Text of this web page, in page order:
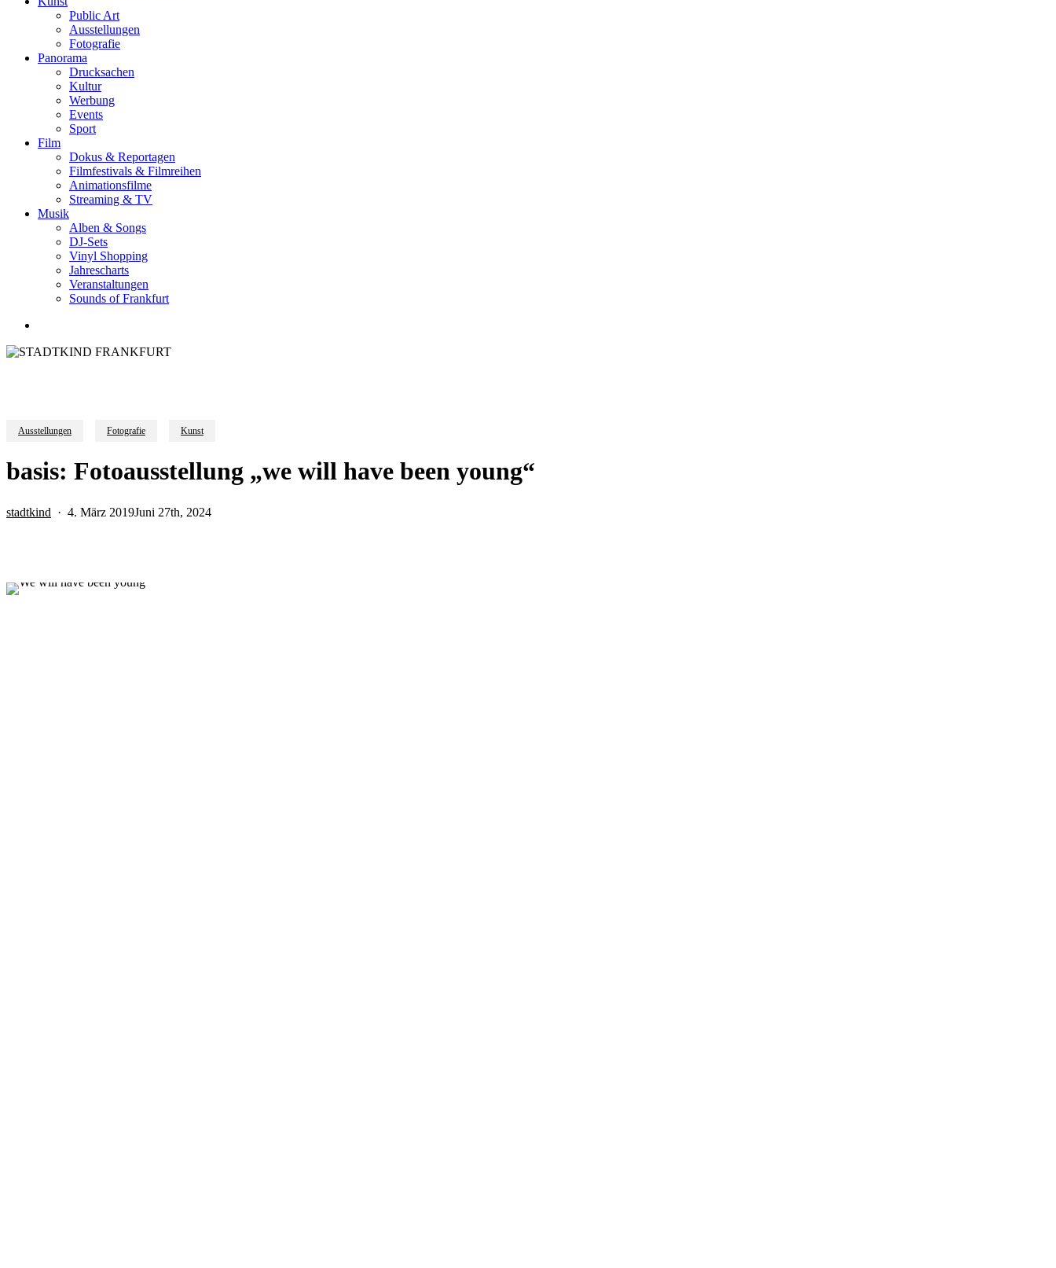
Public Art
Ausstellungen
Fotografie
Panorama
Drucksachen
Kultur
Werbung
Events
Sport
Film
Dokus & Reportagen
Filmfestivals & Filmreihen
Animationsfilme
Streaming & TV
Musik
Alben & Songs
DJ-Sets
Vinyl Shopping
Jahrescharts
Veranstaltungen
Sounds of Frankfurt
Ausstellungen Fotografie Kunst
basis: Fotoausstellung „we will have been young“
stadtkind 4. März 2019Juni 27th, 2024